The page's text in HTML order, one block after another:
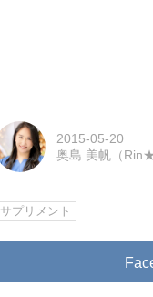
2015-05-20
奥島 美帆（Rin★
サプリメント